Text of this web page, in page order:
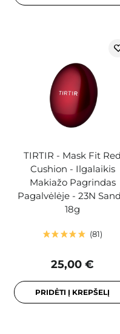
TIRTIR - Mask Fit Red
Cushion - Ilgalaikis
Makiažo Pagrindas
Pagalvėlėje - 23N
18g
81
25,00 €
PRIDĖTI Į KREPŠELĮ